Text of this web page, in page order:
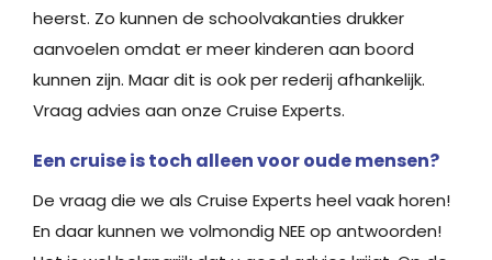
heerst. Zo kunnen de schoolvakanties drukker
aanvoelen omdat er meer kinderen aan boord
kunnen zijn. Maar dit is ook per rederij afhankelijk.
Vraag advies aan onze Cruise Experts.
Een cruise is toch alleen voor oude mensen?
De vraag die we als Cruise Experts heel vaak horen!
En daar kunnen we volmondig NEE op antwoorden!